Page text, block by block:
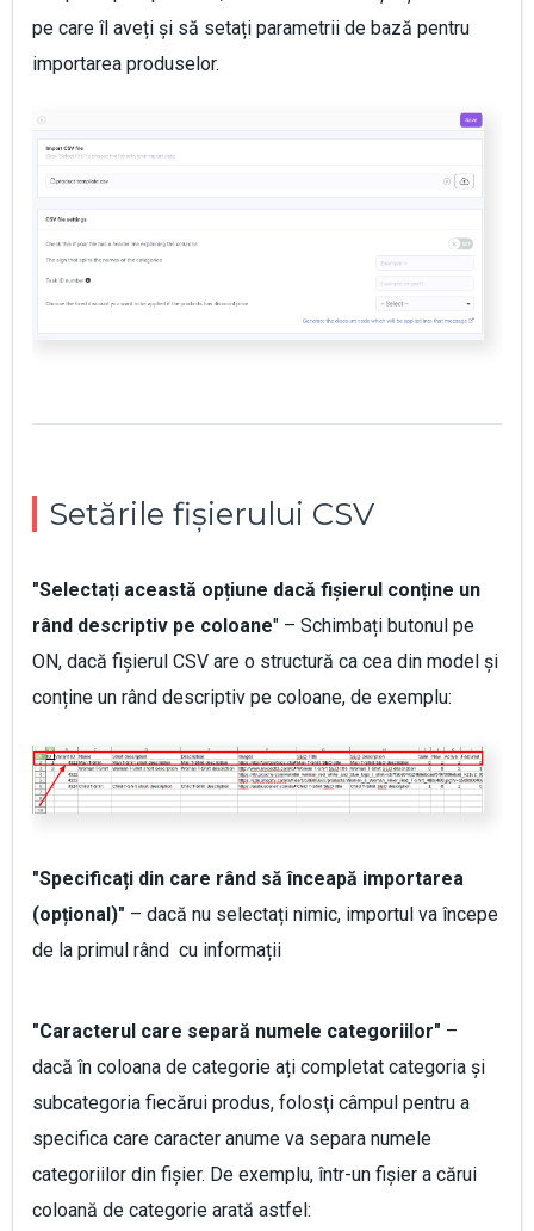
pe care îl aveți și să setați parametrii de bază pentru
importarea produselor.
Setările fișierului CSV
"Selectați această opțiune dacă fișierul conține un
rând descriptiv pe coloane" – Schimbați butonul pe
ON, dacă fișierul CSV are o structură ca cea din model și
conține un rând descriptiv pe coloane, de exemplu:
"Specificați din care rând să înceapă importarea
(opțional)" – dacă nu selectați nimic, importul va începe
de la primul rând cu informații
"Caracterul care separă numele categoriilor" –
dacă în coloana de categorie ați completat categoria și
subcategoria fiecărui produs, folosţi câmpul pentru a
specifica care caracter anume va separa numele
categoriilor din fișier. De exemplu, într-un fișier a cărui
coloană de categorie arată astfel: